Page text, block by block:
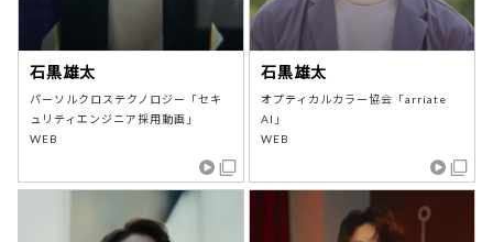
石黒雄太
パーソルクロステクノロジー「セキ
ュリティエンジニア採用動画」
WEB
石黒雄太
オプティカルカラー協会「arriate
AI」
WEB